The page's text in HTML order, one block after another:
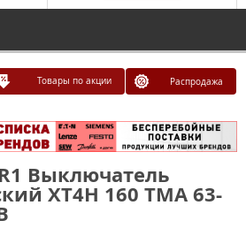
Товары по акции Распродажа
Выключатель
XT4H 160 TMA 63-